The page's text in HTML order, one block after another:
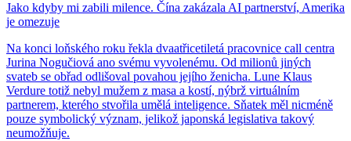
Jako kdyby mi zabili milence. Čína zakázala AI partnerství, Amerika
je omezuje
Na konci loňského roku řekla dvaatřicetiletá pracovnice call centra
Jurina Nogučiová ano svému vyvolenému. Od milionů jiných
svateb se obřad odlišoval povahou jejího ženicha. Lune Klaus
Verdure totiž nebyl mužem z masa a kostí, nýbrž virtuálním
partnerem, kterého stvořila umělá inteligence. Sňatek měl nicméně
pouze symbolický význam, jelikož japonská legislativa takový
neumožňuje.